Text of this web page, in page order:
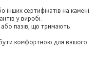
інших сертифікатів на камені.
у виробі.
або пазів, що тримають
комфортною для вашого